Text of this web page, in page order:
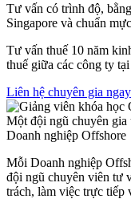
Tư vấn có trình độ,
Singapore và chuẩn
Tư vấn thuế 10 năm
thuế giữa các công ty
Liên hệ chuyên gia ngay
Một đội ngũ chuyên gia
Doanh nghiệp Offshore
Mỗi Doanh nghiệp
đội ngũ chuyên viên tư
trách, làm việc trực tiếp